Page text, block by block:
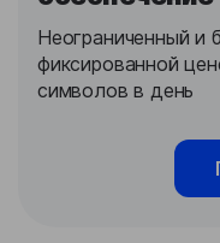
Неограниченный и
фиксированной
символов в день